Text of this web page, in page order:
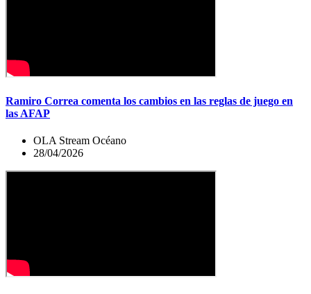
Ramiro Correa comenta los cambios en las reglas de juego en
las AFAP
OLA Stream Océano
28/04/2026